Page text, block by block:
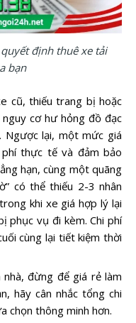
định thuê xe tải
bạn
cũ, thiếu trang bị hoặc
cơ hư hỏng đồ đạc
Ngược lại, một mức giá
thực tế và đảm bảo
hạn, cùng một quãng
có thể thiếu 2-3 nhân
khi xe giá hợp lý lại
phục vụ đi kèm. Chi phí
cùng lại tiết kiệm thời
nhà, đừng để giá rẻ làm
hãy cân nhắc tổng chi
chọn thông minh hơn.